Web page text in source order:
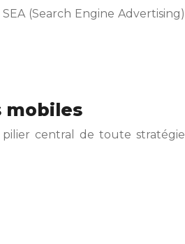
(Search Engine Advertising)
mobiles
central de toute stratégie